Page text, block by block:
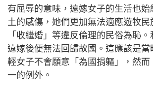
有屈辱的意味，遠嫁女子的生活也
土的感傷，她們更加無法適應遊牧民
「收繼婚」等違反倫理的民俗為恥。
遠嫁後便無法回歸故國。這應該是
輕女子不會願意「為國捐軀」，然
一的例外。